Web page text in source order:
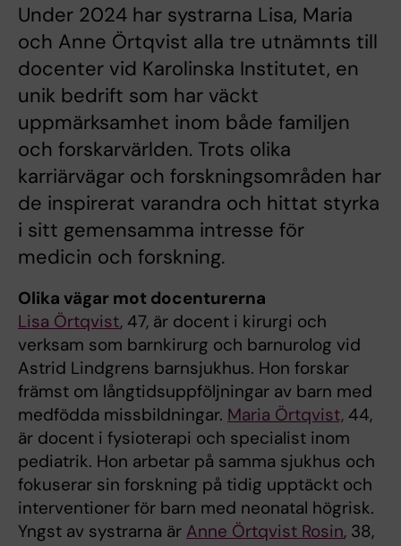
Under 2024 har systrarna Lisa, Maria
och Anne Örtqvist alla tre utnämnts till
docenter vid Karolinska Institutet, en
unik bedrift som har väckt
uppmärksamhet inom både familjen
och forskarvärlden. Trots olika
karriärvägar och forskningsområden har
de inspirerat varandra och hittat styrka
i sitt gemensamma intresse för
medicin och forskning.
Olika vägar mot docenturerna
Lisa Örtqvist, 47, är docent i kirurgi och
verksam som barnkirurg och barnurolog vid
Astrid Lindgrens barnsjukhus. Hon forskar
främst om långtidsuppföljningar av barn med
medfödda missbildningar. Maria Örtqvist, 44,
är docent i fysioterapi och specialist inom
pediatrik. Hon arbetar på samma sjukhus och
fokuserar sin forskning på tidig upptäckt och
interventioner för barn med neonatal högrisk.
Yngst av systrarna är Anne Örtqvist Rosin, 38,